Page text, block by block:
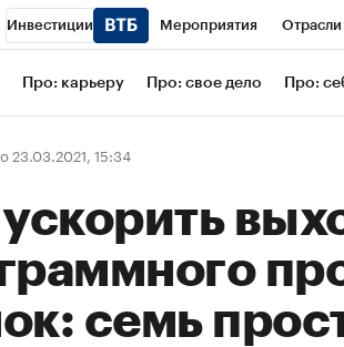
Инвестиции Мероприятия Отрасли
РБК Образование РБК
Про: карьеру Про: свое дело Про:
23.03.2021, 15:34
ускорить
семь